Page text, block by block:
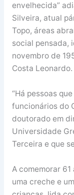
envelhecida”
Silveira, atual
Topo, áreas
social pensada,
novembro de
Costa Leonardo.
“Há pessoas
funcionários do
doutorado em
Universidade
Terceira e que
A comemorar 61
uma creche e